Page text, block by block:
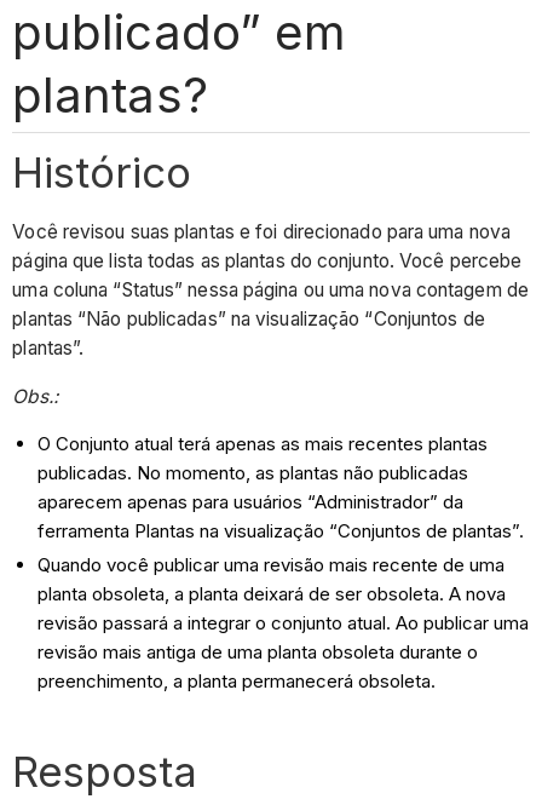
publicado” em
plantas?
Histórico
Você revisou suas plantas e foi direcionado para uma nova
página que lista todas as plantas do conjunto. Você percebe
uma coluna “Status” nessa página ou uma nova contagem de
plantas “Não publicadas” na visualização “Conjuntos de
plantas”.
Obs.:
O Conjunto atual terá apenas as mais recentes plantas
publicadas. No momento, as plantas não publicadas
aparecem apenas para usuários “Administrador” da
ferramenta Plantas na visualização “Conjuntos de plantas”.
Quando você publicar uma revisão mais recente de uma
planta obsoleta, a planta deixará de ser obsoleta. A nova
revisão passará a integrar o conjunto atual. Ao publicar uma
revisão mais antiga de uma planta obsoleta durante o
preenchimento, a planta permanecerá obsoleta.
Resposta